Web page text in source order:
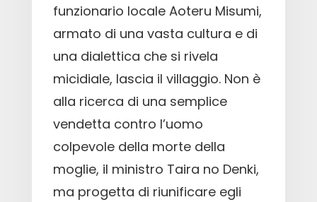
funzionario locale Aoteru Misumi,
armato di una vasta cultura e di
una dialettica che si rivela
micidiale, lascia il villaggio. Non è
alla ricerca di una semplice
vendetta contro l’uomo
colpevole della morte della
moglie, il ministro Taira no Denki,
ma progetta di riunificare egli